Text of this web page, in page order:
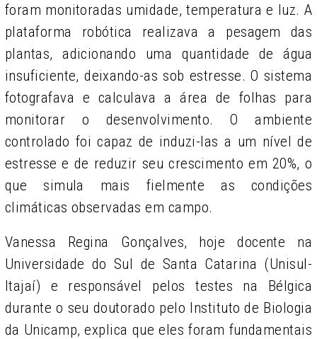
foram monitoradas umidade, temperatura e luz. A
plataforma robótica realizava a pesagem das
plantas, adicionando uma quantidade de água
insuficiente, deixando-as sob estresse. O sistema
fotografava e calculava a área de folhas para
monitorar o desenvolvimento. O ambiente
controlado foi capaz de induzi-las a um nível de
estresse e de reduzir seu crescimento em 20%, o
que simula mais fielmente as condições
climáticas observadas em campo.
Vanessa Regina Gonçalves, hoje docente na
Universidade do Sul de Santa Catarina (Unisul-
Itajaí) e responsável pelos testes na Bélgica
durante o seu doutorado pelo Instituto de Biologia
da Unicamp, explica que eles foram fundamentais